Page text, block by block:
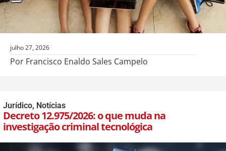
julho 27, 2026
Por Francisco Enaldo Sales Campelo
Jurídico, Notícias
Decreto 12.975/2026: o que muda na
investigação criminal tecnológica